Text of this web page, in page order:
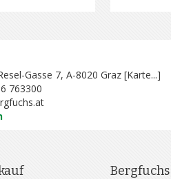
Gasse 7, A-8020 Graz [Karte...]
763300
Bergfuchs